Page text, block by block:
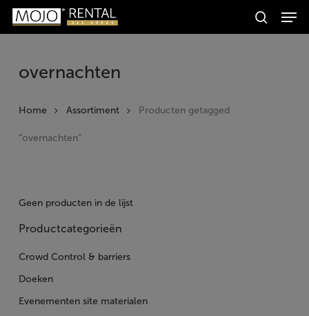
Skip
Producten
zoeken
Zoeken
overnachten
Home Assortiment Producten getagged
“overnachten”
Geen producten in de lijst
Productcategorieën
Crowd Control & barriers
Doeken
Evenementen site materialen